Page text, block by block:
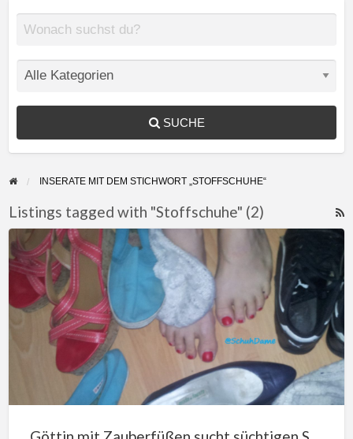
SUCHE
INSERATE MIT DEM STICHWORT „STOFFSCHUHE“
Listings tagged with "Stoffschuhe" (2)
Göttin
mit
Zauberfüßen
sucht
süchtigen
Schuhschnüffler
Schuhlecker